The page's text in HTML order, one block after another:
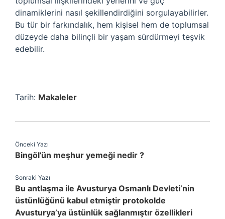
dinamiklerini nasıl şekillendirdiğini sorgulayabilirler.
Bu tür bir farkındalık, hem kişisel hem de toplumsal
düzeyde daha bilinçli bir yaşam sürdürmeyi teşvik
edebilir.
Tarih: Makaleler
Önceki Yazı
Bingöl’ün meşhur yemeği nedir ?
Sonraki Yazı
Bu antlaşma ile Avusturya Osmanlı Devleti’nin
üstünlüğünü kabul etmiştir protokolde
Avusturya’ya üstünlük sağlanmıştır özellikleri